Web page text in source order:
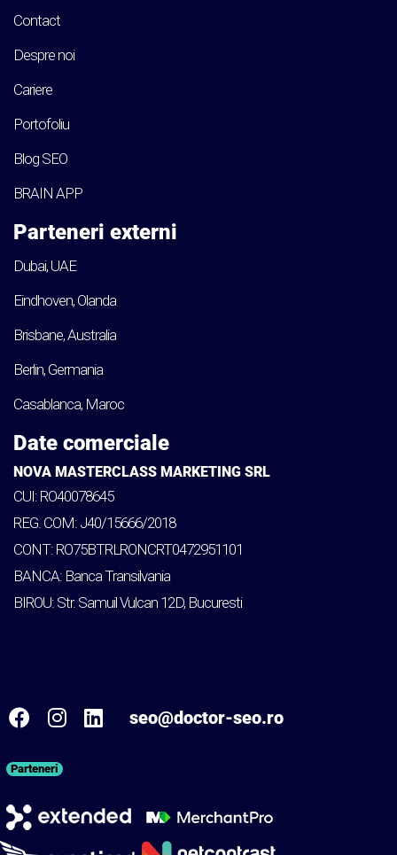
Contact
Despre noi
Cariere
Portofoliu
Blog SEO
BRAIN APP
Parteneri externi
Dubai, UAE
Eindhoven, Olanda
Brisbane, Australia
Berlin, Germania
Casablanca, Maroc
Date comerciale
NOVA MASTERCLASS MARKETING SRL
CUI: RO40078645
REG. COM: J40/15666/2018
CONT: RO75BTRLRONCRT0472951101
BANCA: Banca Transilvania
BIROU: Str. Samuil Vulcan 12D, Bucuresti
seo@doctor-seo.ro
Parteneri